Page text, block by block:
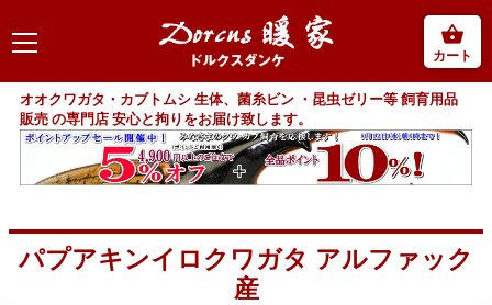
カート
オオクワガタ・カブトムシ 生体、菌糸ビン ・昆虫ゼリー等 飼育用品
販売 の専門店 安心と拘りをお届け致します。
パプアキンイロクワガタ アルファック
産